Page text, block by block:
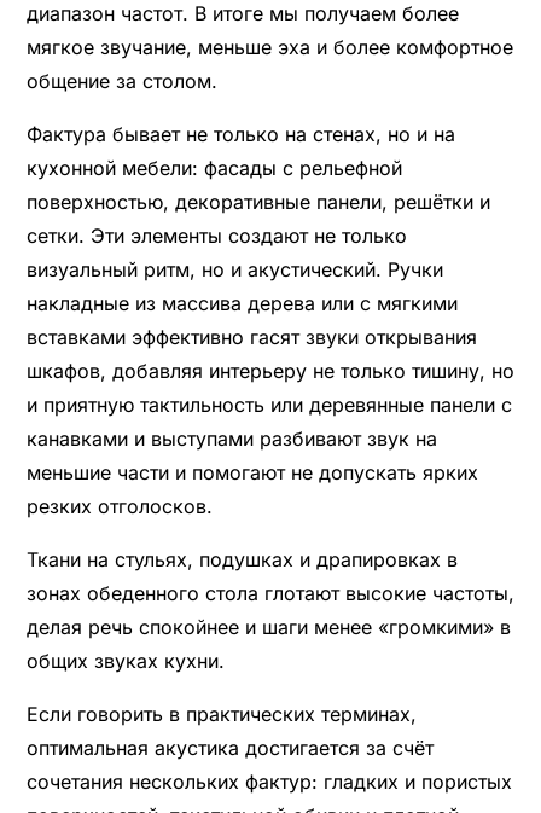
диапазон частот. В итоге мы получаем более
мягкое звучание, меньше эха и более комфортное
общение за столом.
Фактура бывает не только на стенах, но и на
кухонной мебели: фасады с рельефной
поверхностью, декоративные панели, решётки и
сетки. Эти элементы создают не только
визуальный ритм, но и акустический. Ручки
накладные из массива дерева или с мягкими
вставками эффективно гасят звуки открывания
шкафов, добавляя интерьеру не только тишину, но
и приятную тактильность или деревянные панели с
канавками и выступами разбивают звук на
меньшие части и помогают не допускать ярких
резких отголосков.
Ткани на стульях, подушках и драпировках в
зонах обеденного стола глотают высокие частоты,
делая речь спокойнее и шаги менее «громкими» в
общих звуках кухни.
Если говорить в практических терминах,
оптимальная акустика достигается за счёт
сочетания нескольких фактур: гладких и пористых